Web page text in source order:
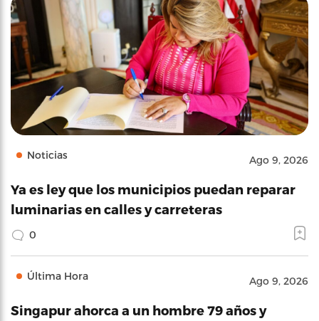
Noticias Ago 9, 2026
Ya es ley que los municipios puedan reparar
luminarias en calles y carreteras
0
Última Hora Ago 9, 2026
Singapur ahorca a un hombre 79 años y